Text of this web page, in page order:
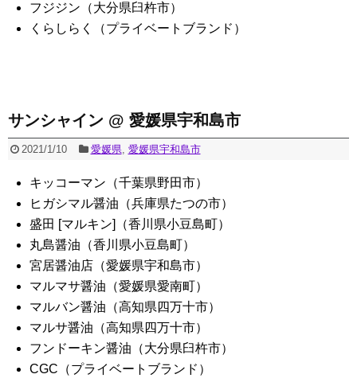
フジジン（大分県臼杵市）
くらしらく（プライベートブランド）
サンシャイン @ 愛媛県宇和島市
2021/1/10 愛媛県, 愛媛県宇和島市
キッコーマン（千葉県野田市）
ヒガシマル醤油（兵庫県たつの市）
盛田 [マルキン]（香川県小豆島町）
丸島醤油（香川県小豆島町）
宮居醤油店（愛媛県宇和島市）
マルマサ醤油（愛媛県愛南町）
マルバン醤油（高知県四万十市）
マルサ醤油（高知県四万十市）
フンドーキン醤油（大分県臼杵市）
CGC（プライベートブランド）